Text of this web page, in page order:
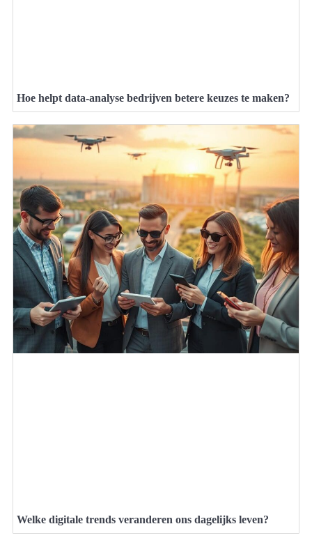
Hoe helpt data-analyse bedrijven betere keuzes te maken?
Welke digitale trends veranderen ons dagelijks leven?